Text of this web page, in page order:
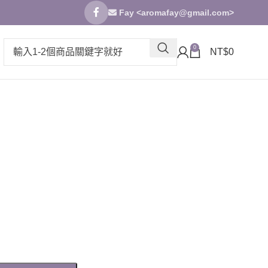
Fay <aromafay@gmail.com>
0 NT$0